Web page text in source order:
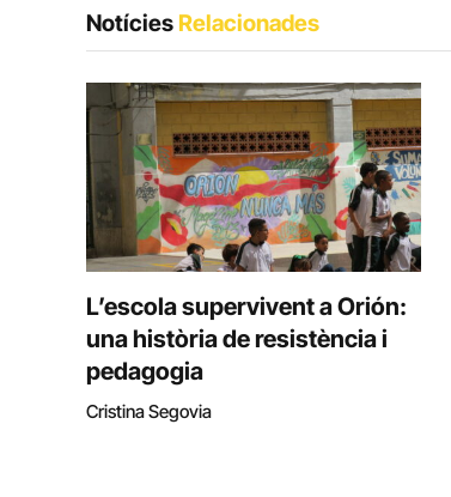
NotíciesRelacionades
L’escola supervivent a Orión:
una història de resistència i
pedagogia
Cristina Segovia